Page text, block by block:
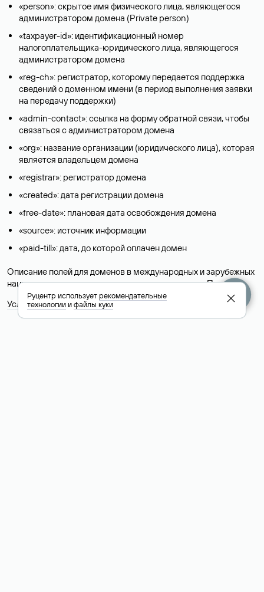
«person»: скрытое имя физического лица, являющегося
администратором домена (Privatе person)
«taxpayer-id»: идентификационный номер
налогоплательщика-юридического лица, являющегося
администратором домена
«reg-ch»: регистратор, которому передается поддержка
сведений о доменном имени (в период выполнения заявки
на передачу поддержки)
«admin-contact»: ссылка на форму обратной связи, чтобы
связаться с администратором домена
«org»: название организации (юридического лица), которая
является владельцем домена
«registrar»: регистратор домена
«created»: дата регистрации домена
«free-date»: плановая дата освобождения домена
«source»: источник информации
«paid-till»: дата, до которой оплачен домен
Описание полей для доменов в международных и зарубежных
национальных доменах представлены в разделе «Помощь».
Условия использования Whois-сервиса
Руцентр используетрекомендательные
технологииифайлы куки